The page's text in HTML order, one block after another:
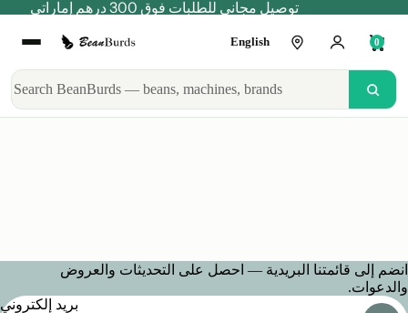
توصيل مجاني للطلبات فوق 300 درهم إماراتي
English 0
انضم إلى قائمتنا البريدية — احصل على التحديثات والعروض
والدعوات.
بريد إلكتروني